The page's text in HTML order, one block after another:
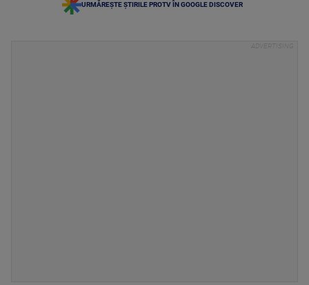
URMĂREȘTE ȘTIRILE PROTV ÎN GOOGLE DISCOVER